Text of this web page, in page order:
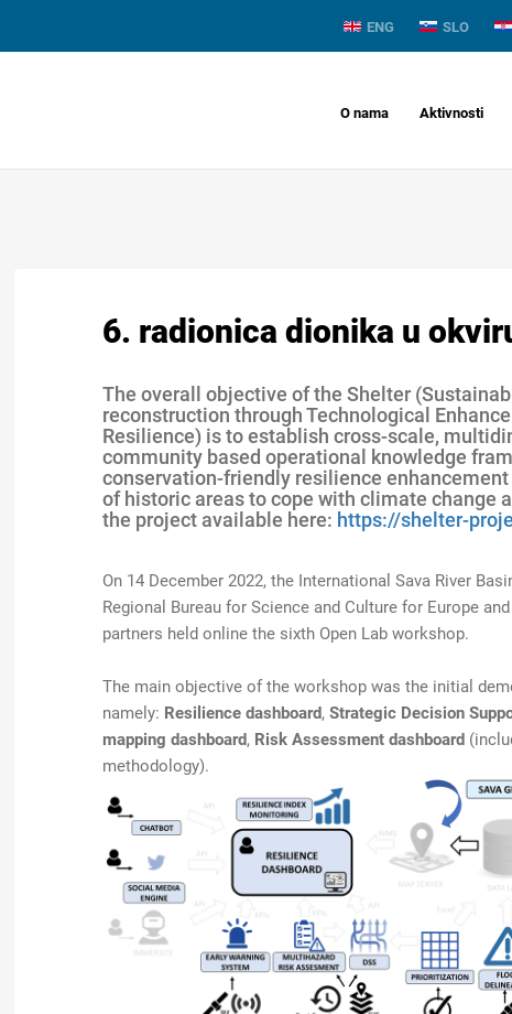
ENG SLO
O nama Aktivnosti
6. radionica dionika u
The overall objective of the Shelter
reconstruction through Technological
Resilience) is to establish cross-scale,
community based operational knowledge
conservation-friendly resilience
of historic areas to cope with climate change
the project available here: https://shelter-
On 14 December 2022, the International Sava River
Regional Bureau for Science and Culture for Europe
partners held online the sixth Open Lab workshop.
The main objective of the workshop was the initial
namely: Resilience dashboard, Strategic Decision
mapping dashboard, Risk Assessment dashboard
methodology).